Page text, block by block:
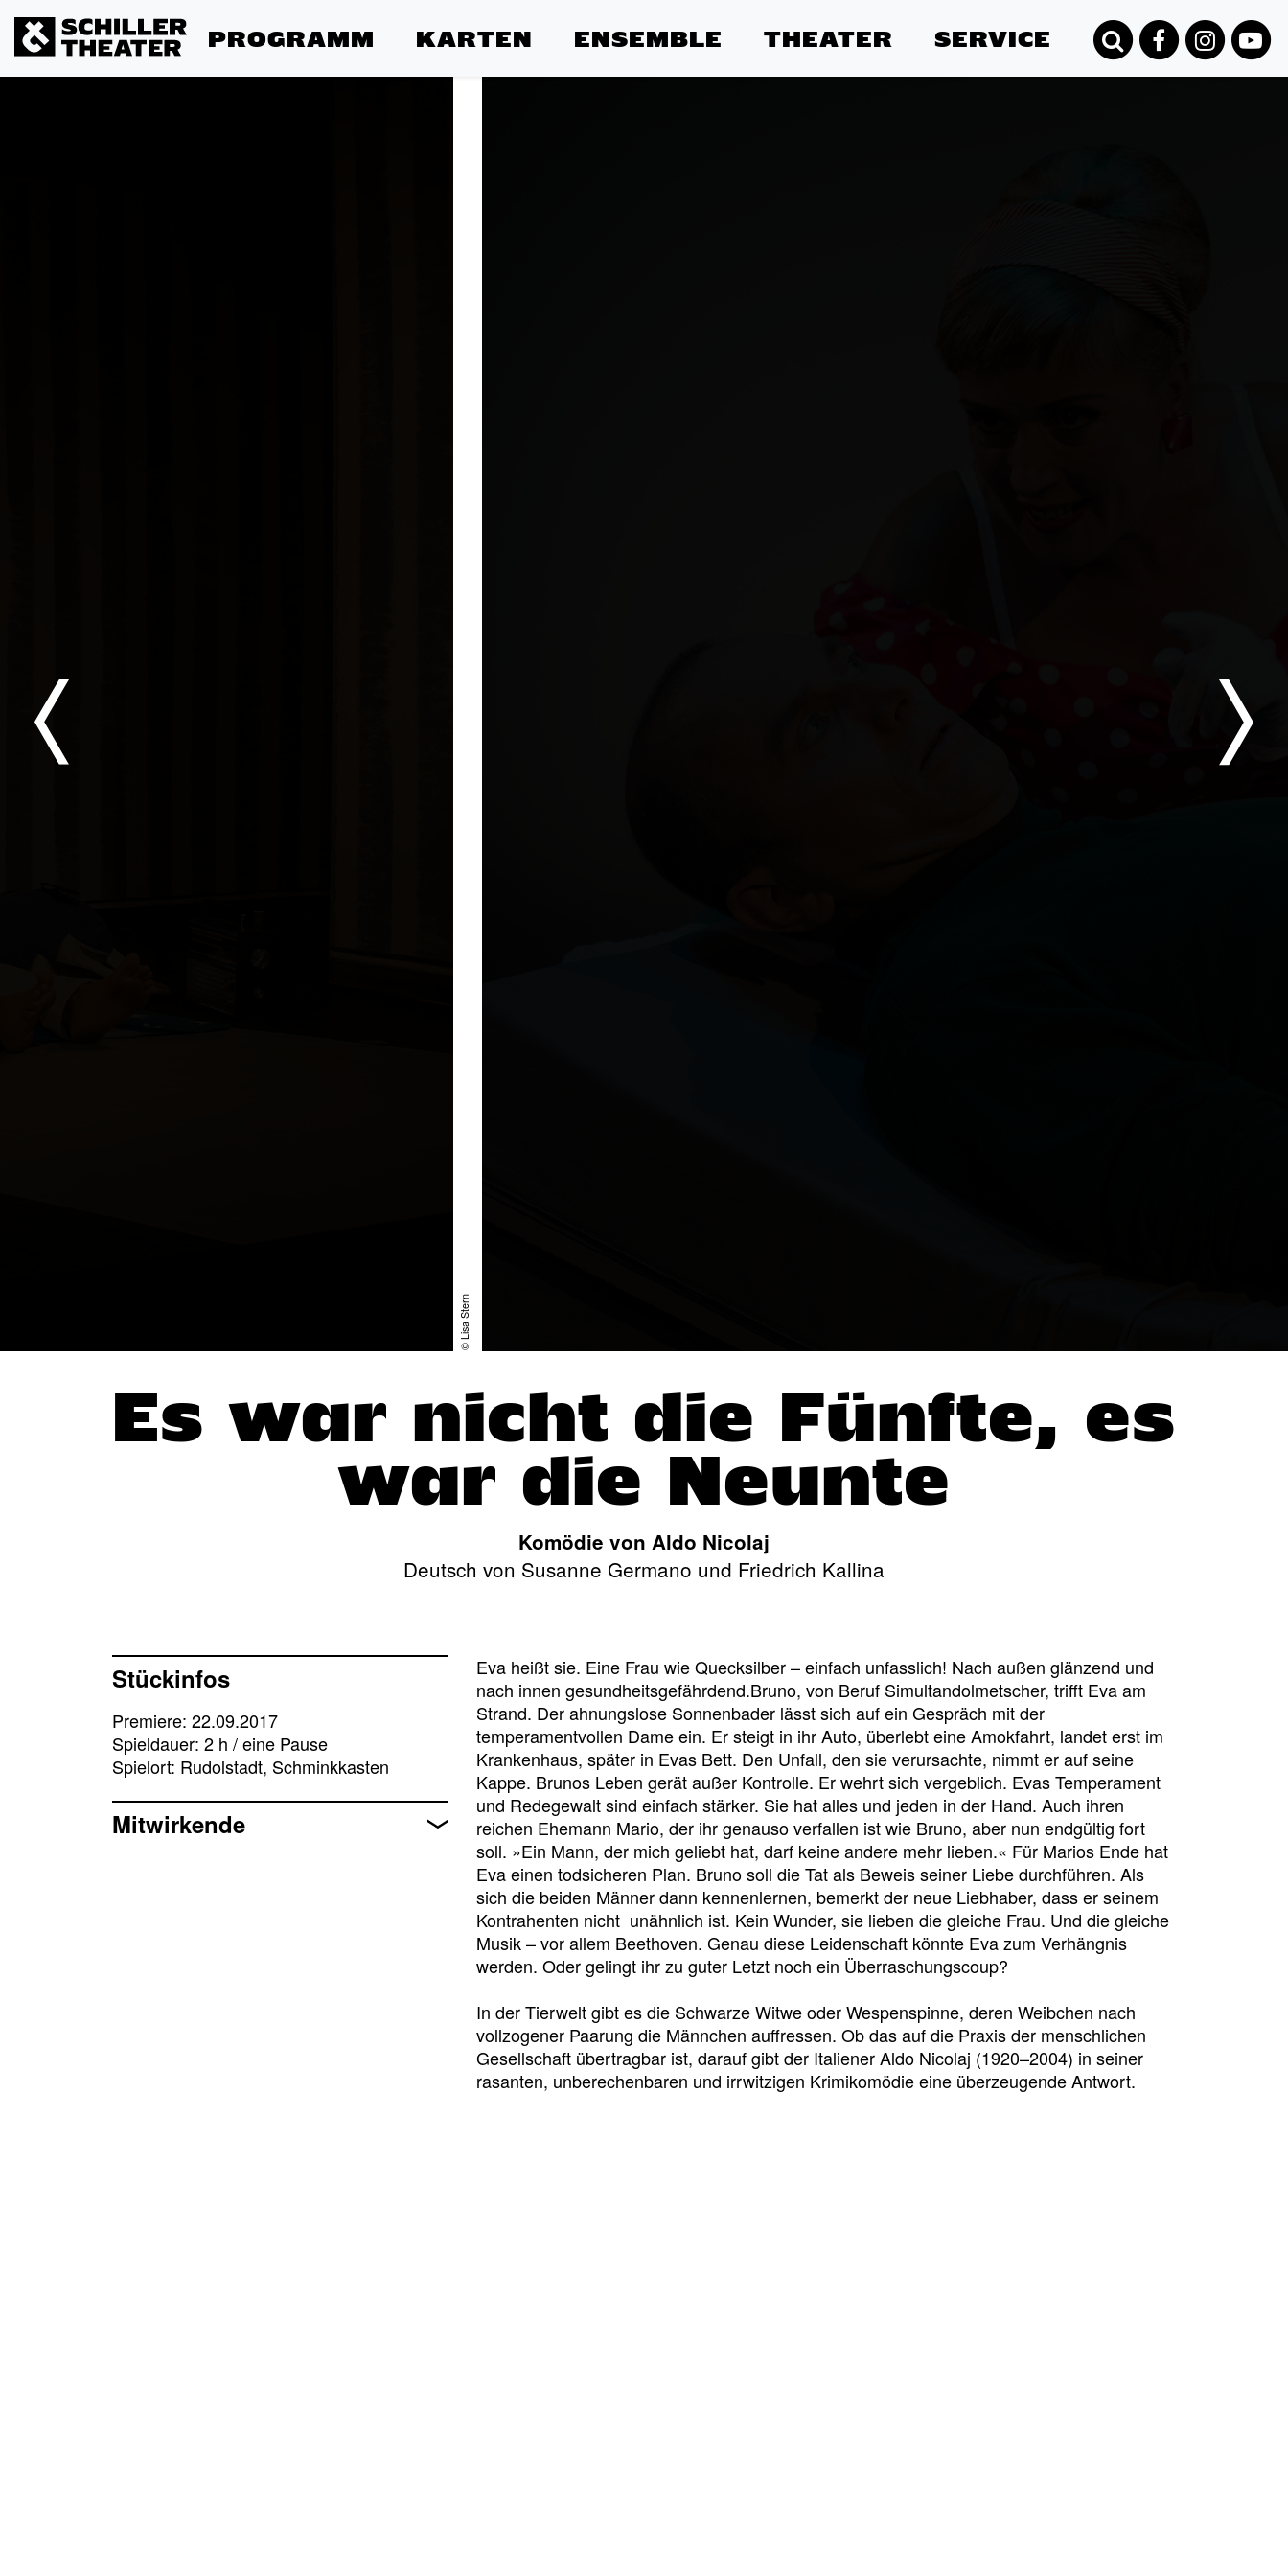
PROGRAMM KARTEN ENSEMBLE THEATER SERVICE
© Lisa Stern
Es war nicht die Fünfte, es
war die Neunte
Komödie von Aldo Nicolaj
Deutsch von Susanne Germano und Friedrich Kallina
Eva heißt sie. Eine Frau wie Quecksilber – einfach unfasslich! Nach außen glänzend und
nach innen gesundheitsgefährdend.Bruno, von Beruf Simultandolmetscher, trifft Eva am
Strand. Der ahnungslose Sonnenbader lässt sich auf ein Gespräch mit der
temperamentvollen Dame ein. Er steigt in ihr Auto, überlebt eine Amokfahrt, landet erst im
Krankenhaus, später in Evas Bett. Den Unfall, den sie verursachte, nimmt er auf seine
Kappe. Brunos Leben gerät außer Kontrolle. Er wehrt sich vergeblich. Evas Temperament
und Redegewalt sind einfach stärker. Sie hat alles und jeden in der Hand. Auch ihren
reichen Ehemann Mario, der ihr genauso verfallen ist wie Bruno, aber nun endgültig fort
soll. »Ein Mann, der mich geliebt hat, darf keine andere mehr lieben.« Für Marios Ende hat
Eva einen todsicheren Plan. Bruno soll die Tat als Beweis seiner Liebe durchführen. Als
sich die beiden Männer dann kennenlernen, bemerkt der neue Liebhaber, dass er seinem
Kontrahenten nicht unähnlich ist. Kein Wunder, sie lieben die gleiche Frau. Und die gleiche
Musik – vor allem Beethoven. Genau diese Leidenschaft könnte Eva zum Verhängnis
werden. Oder gelingt ihr zu guter Letzt noch ein Überraschungscoup?
In der Tierwelt gibt es die Schwarze Witwe oder Wespenspinne, deren Weibchen nach
vollzogener Paarung die Männchen auffressen. Ob das auf die Praxis der menschlichen
Gesellschaft übertragbar ist, darauf gibt der Italiener Aldo Nicolaj (1920–2004) in seiner
rasanten, unberechenbaren und irrwitzigen Krimikomödie eine überzeugende Antwort.
Stückinfos
Premiere: 22.09.2017
Spieldauer: 2 h / eine Pause
Spielort: Rudolstadt, Schminkkasten
Mitwirkende